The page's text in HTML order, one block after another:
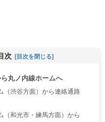
次
丸ノ内線ホームへ
（渋谷方面）から連絡通路
（和光市・練馬方面）から